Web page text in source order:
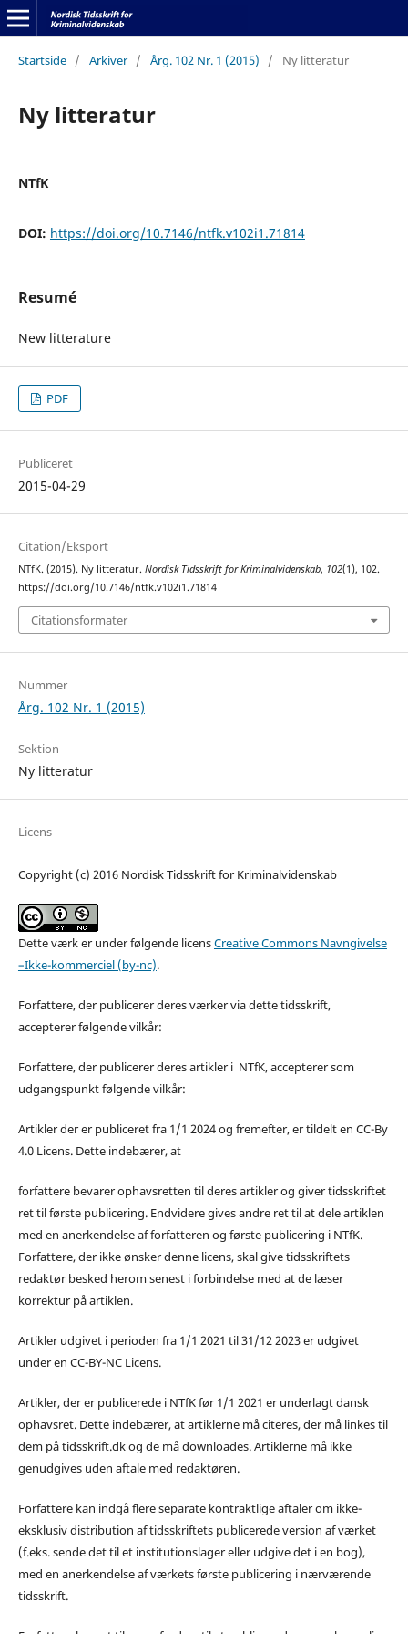
Startside / Arkiver / Årg. 102 Nr. 1 (2015) / Ny litteratur
Ny litteratur
NTfK
DOI: https://doi.org/10.7146/ntfk.v102i1.71814
Resumé
New litterature
PDF
Publiceret
2015-04-29
Citation/Eksport
NTfK. (2015). Ny litteratur. Nordisk Tidsskrift for Kriminalvidenskab, 102(1), 102.
https://doi.org/10.7146/ntfk.v102i1.71814
Citationsformater
Nummer
Årg. 102 Nr. 1 (2015)
Sektion
Ny litteratur
Licens
Copyright (c) 2016 Nordisk Tidsskrift for Kriminalvidenskab
Dette værk er under følgende licensCreative Commons Navngivelse
–Ikke-kommerciel (by-nc).
Forfattere, der publicerer deres værker via dette tidsskrift,
accepterer følgende vilkår:
Forfattere, der publicerer deres artikler i NTfK, accepterer som
udgangspunkt følgende vilkår:
Artikler der er publiceret fra 1/1 2024 og fremefter, er tildelt en CC-By
4.0 Licens. Dette indebærer, at
forfattere bevarer ophavsretten til deres artikler og giver tidsskriftet
ret til første publicering. Endvidere gives andre ret til at dele artiklen
med en anerkendelse af forfatteren og første publicering i NTfK.
Forfattere, der ikke ønsker denne licens, skal give tidsskriftets
redaktør besked herom senest i forbindelse med at de læser
korrektur på artiklen.
Artikler udgivet i perioden fra 1/1 2021 til 31/12 2023 er udgivet
under en CC-BY-NC Licens.
Artikler, der er publicerede i NTfK før 1/1 2021 er underlagt dansk
ophavsret. Dette indebærer, at artiklerne må citeres, der må linkes til
dem på tidsskrift.dk og de må downloades. Artiklerne må ikke
genudgives uden aftale med redaktøren.
Forfattere kan indgå flere separate kontraktlige aftaler om ikke-
eksklusiv distribution af tidsskriftets publicerede version af værket
(f.eks. sende det til et institutionslager eller udgive det i en bog),
med en anerkendelse af værkets første publicering i nærværende
tidsskrift.